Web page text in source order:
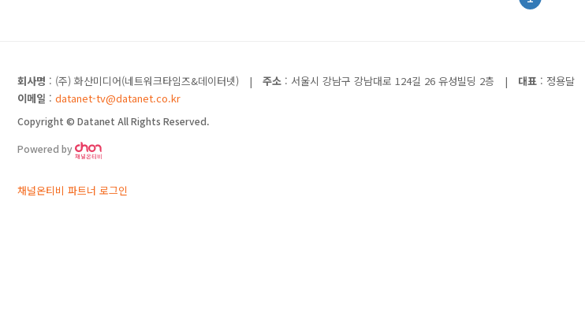
회사명 : (주) 화산미디어(네트워크타임즈&데이터넷) | 주소 : 서울시 강남구 강남대로 124길 26 유성빌딩 2층 | 대표 : 정용달
이메일 : datanet-tv@datanet.co.kr
Copyright © Datanet All Rights Reserved.
Powered by
채널온티비 파트너 로그인